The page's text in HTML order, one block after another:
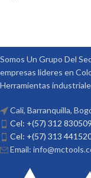
Somos Un Grupo Del
empresas lideres en
Herramientas
Cali, Barranquilla,
Cel: +(57) 312
Cel: +(57) 313
Email: